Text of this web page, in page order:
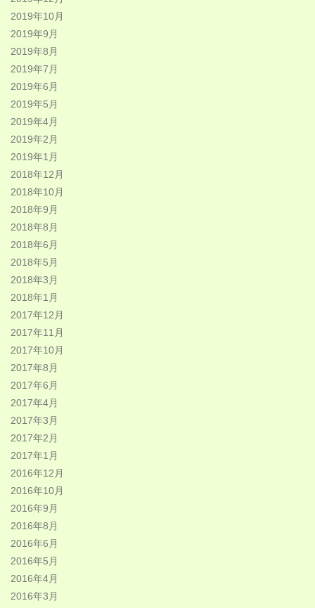
2019年10月
2019年9月
2019年8月
2019年7月
2019年6月
2019年5月
2019年4月
2019年2月
2019年1月
2018年12月
2018年10月
2018年9月
2018年8月
2018年6月
2018年5月
2018年3月
2018年1月
2017年12月
2017年11月
2017年10月
2017年8月
2017年6月
2017年4月
2017年3月
2017年2月
2017年1月
2016年12月
2016年10月
2016年9月
2016年8月
2016年6月
2016年5月
2016年4月
2016年3月